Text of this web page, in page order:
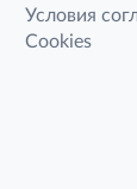
Условия
Cookies